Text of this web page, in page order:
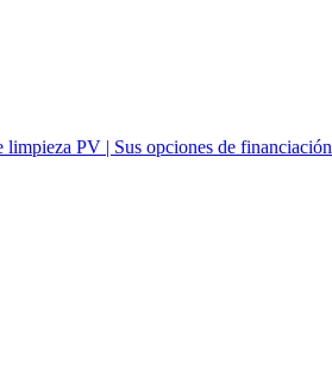
PV | Sus opciones de financiación